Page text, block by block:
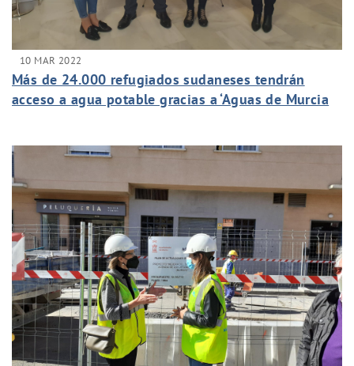
10 MAR 2022
Más de 24.000 refugiados sudaneses tendrán
acceso a agua potable gracias a ‘Aguas de Murcia